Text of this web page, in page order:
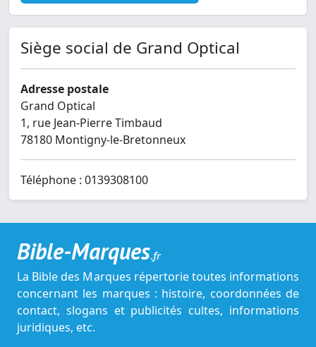
Siège social de Grand Optical
Adresse postale
Grand Optical
1, rue Jean-Pierre Timbaud
78180 Montigny-le-Bretonneux
Téléphone : 0139308100
Bible-Marques.fr
La Bible des Marques répertorie toutes informations
concernant les marques : histoire, coordonnées de
contact, slogans et publicités cultes, informations
juridiques, etc.